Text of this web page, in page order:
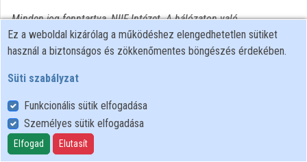
Minden jog fenntartva, NIIF Intézet. A hálózaton való
újrapublikálás és kereskedelmi forgalomba hozatal szigorúan
tilos! Egyéb célú felhasználás a jogtulajdonos(ok) engedélyéhez
Felhasználói szabályzat
Adatkezelési tájékoztató
Süti szabályzat
Ez a weboldal kizárólag a működéshez elengedhetetlen sütiket
használ a biztonságos és zökkenőmentes böngészés érdekében.
Süti szabályzat
Funkcionális sütik elfogadása
Személyes sütik elfogadása
Elfogad Elutasít